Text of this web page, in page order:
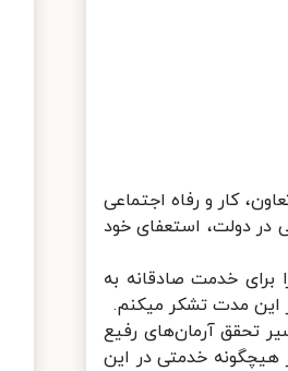
کار و رفاه اجتماعی
دولت، استعفای خود
خود را برای خدمت صادقانه به
این مدت تشکر میکنم.
تحقق آرمان‌های رفیع
خدمتی در این